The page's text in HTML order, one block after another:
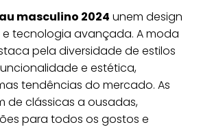
masculino 2024 unem design
tecnologia avançada. A moda
pela diversidade de estilos
e estética,
tendências do mercado. As
de clássicas a ousadas,
para todos os gostos e